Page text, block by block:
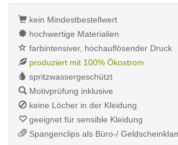
kein Mindestbestellwert
hochwertige Materialien
farbintensiver, hochauflösender Druck
produziert mit 100% Ökostrom
spritzwassergeschützt
Motivprüfung inklusive
keine Löcher in der Kleidung
geeignet für sensible Kleidung
Spangenclips als Büro-/